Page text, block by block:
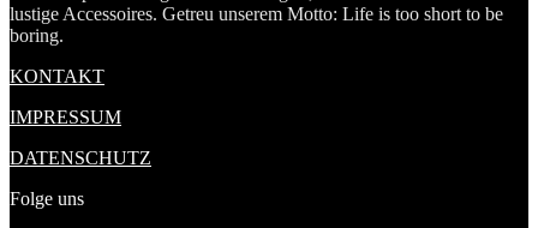
lustige Accessoires. Getreu unserem Motto: Life is too short to be
boring.
KONTAKT
IMPRESSUM
DATENSCHUTZ
Folge uns